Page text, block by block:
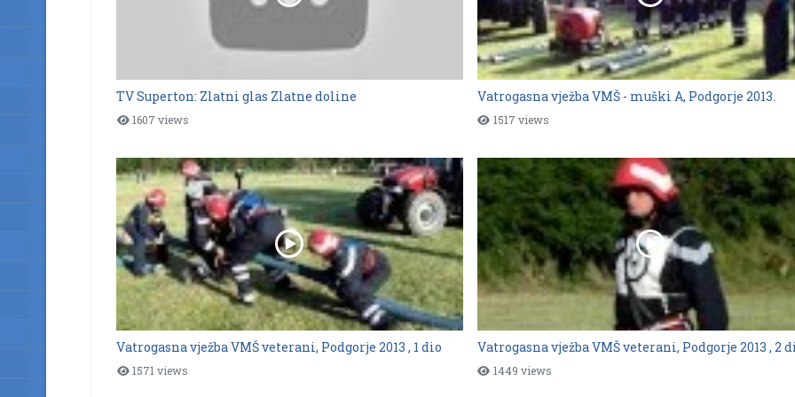
TV Superton: Zlatni glas Zlatne doline
1607 views
Vatrogasna vježba VMŠ - muški A, Podgorje 2013.
1517 views
Vatrogasna vježba VMŠ veterani, Podgorje 2013 , 1 dio
1571 views
Vatrogasna vježba VMŠ veterani, Podgorje 2013 , 2
1449 views